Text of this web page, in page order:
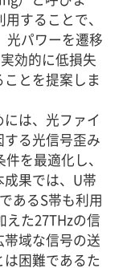
することで、
光パワーを遷移
効的に低損失
とを提案しま
は、光ファイ
る光信号歪み
を最適化し、
果では、U帯
あるS帯も利用
えた27THzの信
域な信号の送
困難であるた